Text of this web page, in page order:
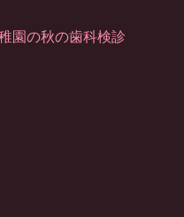
園の秋の歯科検診